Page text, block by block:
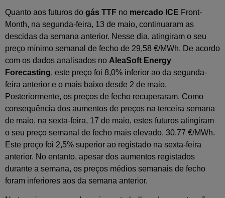
Quanto aos futuros do gás TTF no mercado ICE Front-
Month, na segunda-feira, 13 de maio, continuaram as
descidas da semana anterior. Nesse dia, atingiram o seu
preço mínimo semanal de fecho de 29,58 €/MWh. De acordo
com os dados analisados no AleaSoft Energy
Forecasting, este preço foi 8,0% inferior ao da segunda-
feira anterior e o mais baixo desde 2 de maio.
Posteriormente, os preços de fecho recuperaram. Como
consequência dos aumentos de preços na terceira semana
de maio, na sexta-feira, 17 de maio, estes futuros atingiram
o seu preço semanal de fecho mais elevado, 30,77 €/MWh.
Este preço foi 2,5% superior ao registado na sexta-feira
anterior. No entanto, apesar dos aumentos registados
durante a semana, os preços médios semanais de fecho
foram inferiores aos da semana anterior.